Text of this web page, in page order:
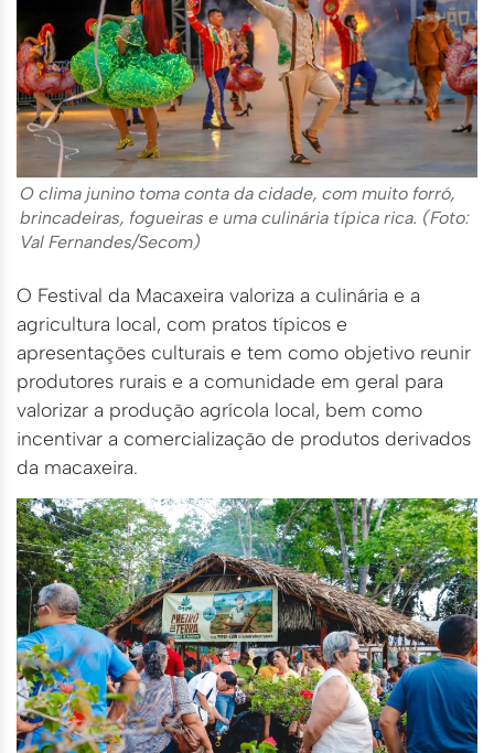
O clima junino toma conta da cidade, com muito forró,
brincadeiras, fogueiras e uma culinária típica rica. (Foto:
Val Fernandes/Secom)
O Festival da Macaxeira valoriza a culinária e a
agricultura local, com pratos típicos e
apresentações culturais e tem como objetivo reunir
produtores rurais e a comunidade em geral para
valorizar a produção agrícola local, bem como
incentivar a comercialização de produtos derivados
da macaxeira.